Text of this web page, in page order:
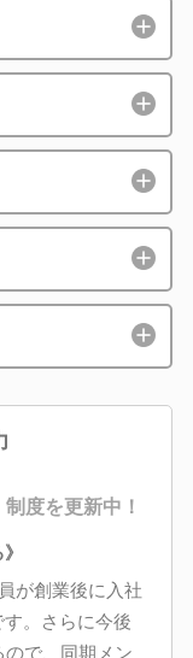
度を更新中！
が創業後に入社
。さらに今後
で、同期メン